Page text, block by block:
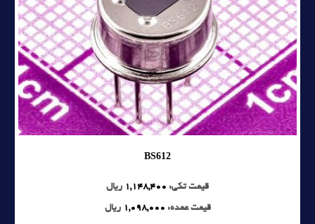
BS612
قیمت تکی: 1,148,400 ریال
قیمت عمده: 1,098,000 ریال